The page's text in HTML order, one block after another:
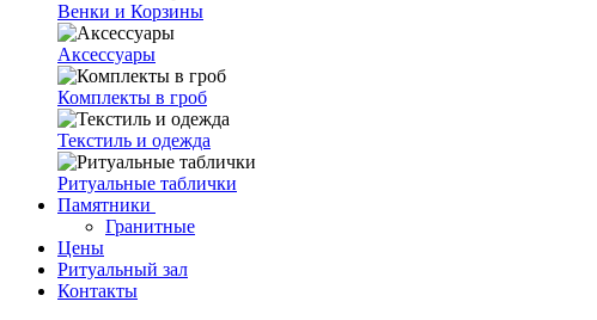
Венки и Корзины
Аксессуары
Комплекты в гроб
Текстиль и одежда
Ритуальные таблички
Памятники
Гранитные
Цены
Ритуальный зал
Контакты